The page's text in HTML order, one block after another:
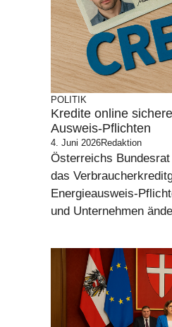
POLITIK
Kredite online
Ausweis-Pflichten
4. Juni 2026Redaktion
Österreichs
das
Energieausweis-
und Unternehmen